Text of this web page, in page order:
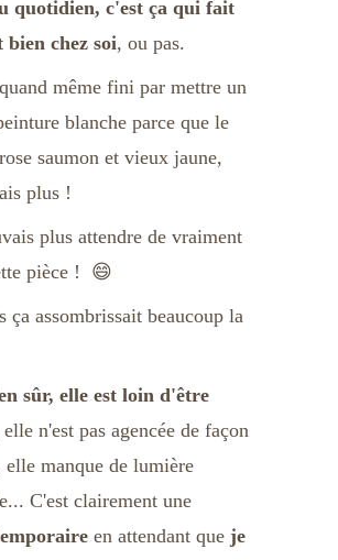
quotidien, c'est ça qui fait
bien chez soi, ou pas.
même fini par mettre un
blanche parce que le
saumon et vieux jaune,
plus !
plus attendre de vraiment
pièce !  😄
ça assombrissait beaucoup la
sûr, elle est loin d'être
n'est pas agencée de façon
manque de lumière
C'est clairement une
en attendant que je